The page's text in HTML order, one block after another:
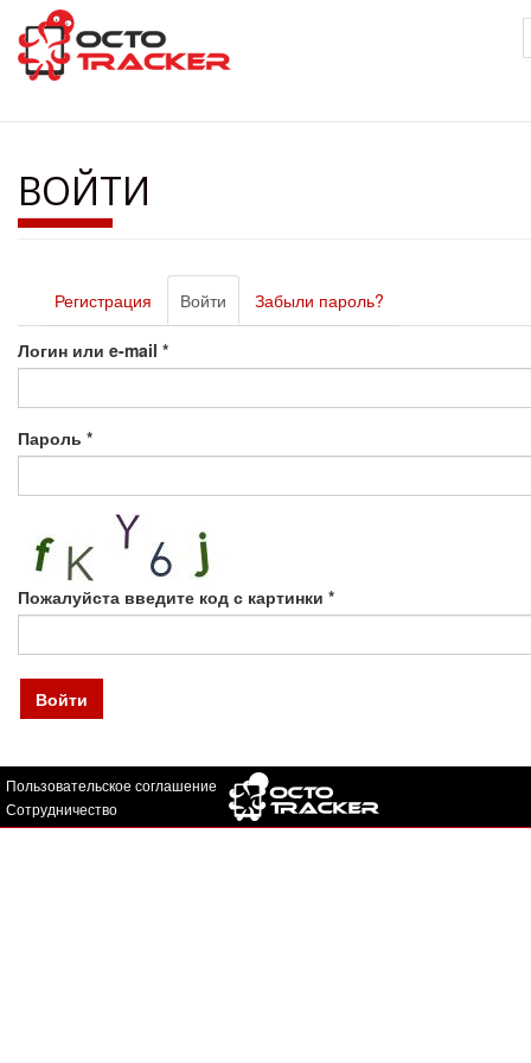
Перейти
основному
содержанию
ВОЙТИ
Главные
вкладки
Регистрация Войти (активная
вкладка)
Забыли пароль?
Логин или e-mail *
Пароль *
Пожалуйста введите код с картинки *
Войти
Пользовательское соглашение
Сотрудничество